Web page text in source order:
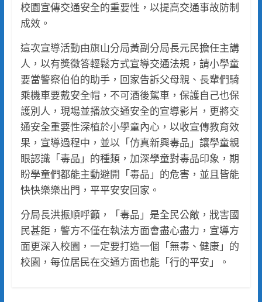
校園宣傳交通安全的重要性，以提高交通事故防制
成效。
這次宣導活動由旗山分局黃副分局長元民擔任主講
人，以有獎徵答輕鬆方式宣導交通法規，請小學童
要當警察伯伯的助手，回家告訴父母親、長輩們騎
乘機車要戴安全帽，不可酒後駕車，保護自己也保
護別人，現場並播放交通安全的宣導影片，更將交
通安全重要性深植於小學童內心，以收宣傳教育效
果，宣導過程中，並以「仿真新興毒品」讓學童親
眼認識「毒品」的種類，加深學童對毒品印象，期
盼學童們都能主動避開「毒品」的危害，並且皆能
快快樂樂出門，平平安安回家。
分局長洪振順呼籲，「毒品」是全民公敵，戕害國
民甚鉅，警方不僅在執法方面會盡心盡力，宣導方
面更深入校園，一定要打造一個「無毒、健康」的
校園，每位居民在交通方面也能「行的平安」。